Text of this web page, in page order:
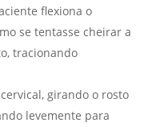
flexiona o
se tentasse cheirar a
tracionando
girando o rosto
levemente para